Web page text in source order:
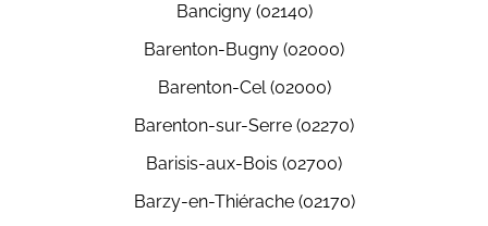
Bancigny (02140)
Barenton-Bugny (02000)
Barenton-Cel (02000)
Barenton-sur-Serre (02270)
Barisis-aux-Bois (02700)
Barzy-en-Thiérache (02170)